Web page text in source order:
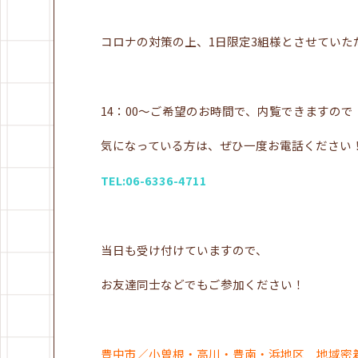
コロナの対策の上、1日限定3組様とさせていた
14：00～ご希望のお時間で、内覧できますので
気になっている方は、ぜひ一度お電話ください！
TEL:06-6336-4711
当日も受け付けていますので、
お友達同士などでもご参加ください！
豊中市／小曽根・高川・豊南・浜地区 地域密